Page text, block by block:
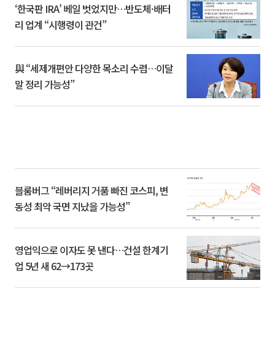
‘한국판 IRA’ 베일 벗었지만…반도체·배터
리 업계 “시행령이 관건”
與 “세제개편안 다양한 목소리 수렴…이달
말 정리 가능성”
블룸버그 “레버리지 거품 빠진 코스피, 변
동성 최악 국면 지났을 가능성”
영업익으로 이자도 못 낸다…건설 한계기
업 5년 새 62→173곳